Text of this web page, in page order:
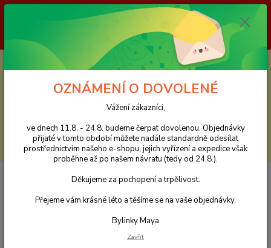
Vážení zákazníci, ve dnech 11.8. - 24.8. budeme čerpat dovolenou.
Objednávky přijaté v tomto období můžete nadále standardně odesílat
prostřednictvím našeho e-shopu, jejich vyřízení a expedice však proběhne
až po našem návratu (tedy od 24.8.). Děkujeme za pochopení a trpělivost.
CZK
Hledat
0
za0 Kč
Sypané bylinné čaje Ostatní bylinné čaje
Vlasy/nehty/kůže – bylinný čaj –
OZNÁMENÍ O DOVOLENÉ
Vážení zákazníci,
ve dnech 11.8. - 24.8. budeme čerpat dovolenou. Objednávky
přijaté v tomto období můžete nadále standardně odesílat
prostřednictvím našeho e-shopu, jejich vyřízení a expedice však
proběhne až po našem návratu (tedy od 24.8.).
Děkujeme za pochopení a trpělivost.
Přejeme vám krásné léto a těšíme se na vaše objednávky.
Bylinky Maya
Zavřít